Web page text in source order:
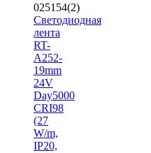
025154(2)
Светодиодная
лента
RT-
A252-
19mm
24V
Day5000
CRI98
(27
W/m,
IP20,